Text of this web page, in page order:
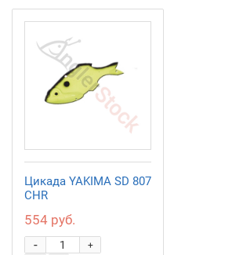
Цикада YAKIMA SD 807
CHR
554 руб.
+
-